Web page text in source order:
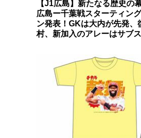
【J1広島】新たなる歴史の
広島ー千葉戦スターティン
ン発表！GKは大内が先発、
村、新加入のアレーはサブ